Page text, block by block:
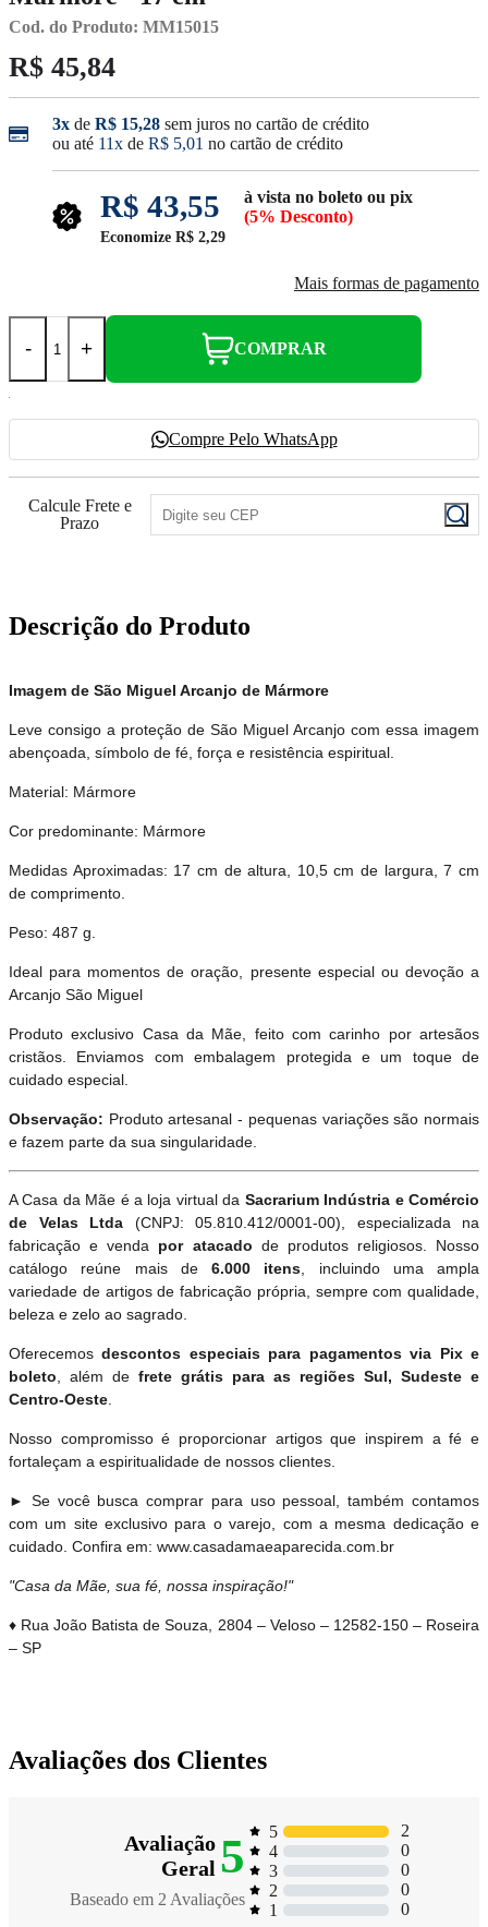
Cod. do Produto: MM15015
R$ 45,84
3x de R$ 15,28 sem juros no cartão de crédito
ou até 11x de R$ 5,01 no cartão de crédito
R$ 43,55
à vista no boleto ou pix
(5% Desconto)
Economize R$ 2,29
Mais formas de pagamento
- + COMPRAR
Compre Pelo WhatsApp
Calcule Frete e
Prazo
Descrição do Produto
Imagem de São Miguel Arcanjo de Mármore
Leve consigo a proteção de São Miguel Arcanjo com essa imagem
abençoada, símbolo de fé, força e resistência espiritual.
Material: Mármore
Cor predominante: Mármore
Medidas Aproximadas: 17 cm de altura, 10,5 cm de largura, 7 cm
de comprimento.
Peso: 487 g.
Ideal para momentos de oração, presente especial ou devoção a
Arcanjo São Miguel
Produto exclusivo Casa da Mãe, feito com carinho por artesãos
cristãos. Enviamos com embalagem protegida e um toque de
cuidado especial.
Observação: Produto artesanal - pequenas variações são normais
e fazem parte da sua singularidade.
A Casa da Mãe é a loja virtual da Sacrarium Indústria e Comércio
de Velas Ltda (CNPJ: 05.810.412/0001-00), especializada na
fabricação e venda por atacado de produtos religiosos. Nosso
catálogo reúne mais de 6.000 itens , incluindo uma ampla
variedade de artigos de fabricação própria, sempre com qualidade,
beleza e zelo ao sagrado.
Oferecemosdescontos especiais para pagamentos via Pix e
boleto , além de frete grátis para as regiões Sul, Sudeste e
Centro-Oeste
Nosso compromisso é proporcionar artigos que inspirem a fé e
fortaleçam a espiritualidade de nossos clientes.
► Se você busca comprar para uso pessoal, também contamos
com um site exclusivo para o varejo, com a mesma dedicação e
cuidado. Confira em: www.casadamaeaparecida.com.br
"Casa da Mãe, sua fé, nossa inspiração!"
♦ Rua João Batista de Souza, 2804 – Veloso – 12582-150 – Roseira
– SP
Avaliações dos Clientes
Avaliação
Geral 5
Baseado em 2 Avaliações
5
2
4
0
3
0
2
0
1
0